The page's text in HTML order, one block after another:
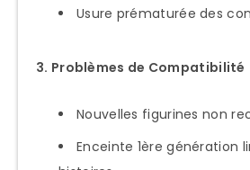
Usure prématurée des
3. Problèmes de Compatibilité
Nouvelles figurines non
Enceinte 1ère génération